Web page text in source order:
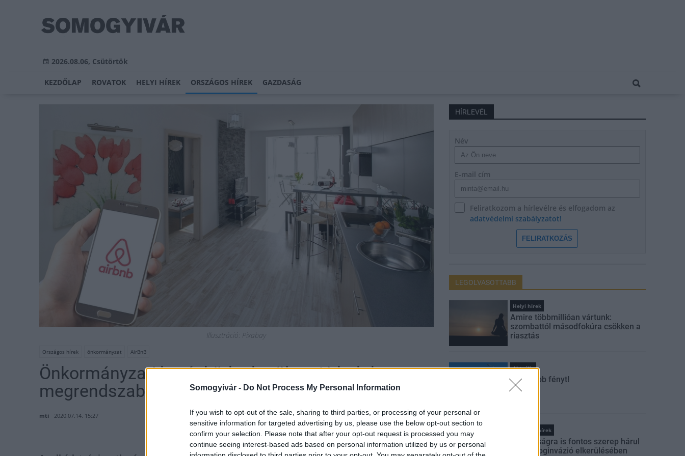
Somogyivár - Do Not Process My Personal Information
If you wish to opt-out of the sale, sharing to third parties, or processing of your personal or
sensitive information for targeted advertising by us, please use the below opt-out section to
confirm your selection. Please note that after your opt-out request is processed you may
continue seeing interest-based ads based on personal information utilized by us or personal
2026.08.06, Csütörtök
KEZDŐLAP ROVATOK HELYI HÍREK ORSZÁGOS HÍREK GAZDASÁG
Illusztráció: Pixabay
Országos hírek önkormányzat AirBnB
Önkormányzati hatáskörbe kerül az Airbnb-k
megrendszabályozása
mti 2020.07.14. 15:27
HÍRLEVÉL
Név
E-mail cím
Feliratkozom a hírlevélre és elfogadom az
adatvédelmi szabályzatot!
FELIRATKOZÁS
LEGOLVASOTTABB
Helyi hírek
Amire többmillióan vártunk:
szombattól másodfokúra csökken a
riasztás
Aktuális
Kevesebb fényt!
Országos hírek
A lakosságra is fontos szerep hárul
a szúnyoginvázió elkerülésében